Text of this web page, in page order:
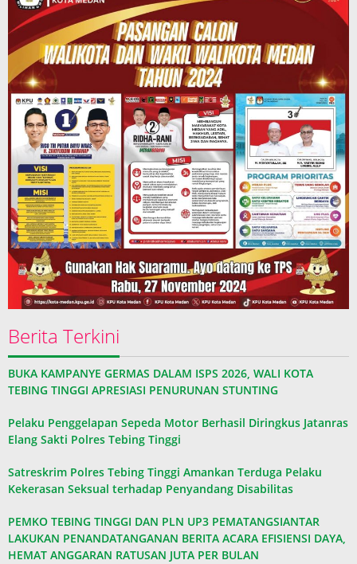
Berita Terkini
BUKA KAMPANYE GERMAS DALAM ISPS 2026, WALI KOTA
TEBING TINGGI APRESIASI PENURUNAN STUNTING
Pelaku Penggelapan Sepeda Motor Berhasil Diringkus Jatanras
Elang Sakti Polres Tebing Tinggi
Satreskrim Polres Tebing Tinggi Amankan Terduga Pelaku
Kekerasan Seksual terhadap Penyandang Disabilitas
PEMKO TEBING TINGGI DAN PLN UP3 PEMATANGSIANTAR
LAKUKAN PENANDATANGANAN BERITA ACARA EFISIENSI DAYA,
HEMAT ANGGARAN RATUSAN JUTA PER BULAN